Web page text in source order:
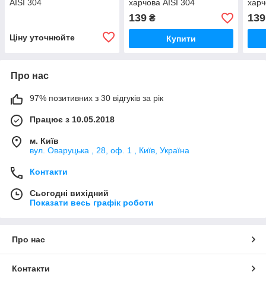
AISI 304
Ціну уточнюйте
харчова AISI 304
139₴
Купити
139
Про нас
97% позитивних з 30 відгуків за рік
Працює з 10.05.2018
м. Київ
вул. Оваруцька , 28, оф. 1 , Київ, Україна
Контакти
Сьогодні вихідний
Показати весь графік роботи
Про нас
Контакти